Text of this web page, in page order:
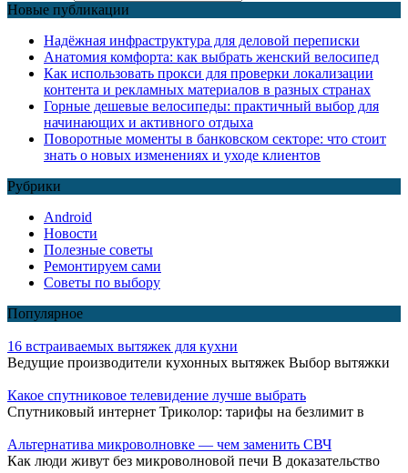
Новые публикации
Надёжная инфраструктура для деловой переписки
Анатомия комфорта: как выбрать женский велосипед
Как использовать прокси для проверки локализации
контента и рекламных материалов в разных странах
Горные дешевые велосипеды: практичный выбор для
начинающих и активного отдыха
Поворотные моменты в банковском секторе: что стоит
знать о новых изменениях и уходе клиентов
Рубрики
Android
Новости
Полезные советы
Ремонтируем сами
Советы по выбору
Популярное
16 встраиваемых вытяжек для кухни
Ведущие производители кухонных вытяжек Выбор вытяжки
Какое спутниковое телевидение лучше выбрать
Спутниковый интернет Триколор: тарифы на безлимит в
Альтернатива микроволновке — чем заменить СВЧ
Как люди живут без микроволновой печи В доказательство